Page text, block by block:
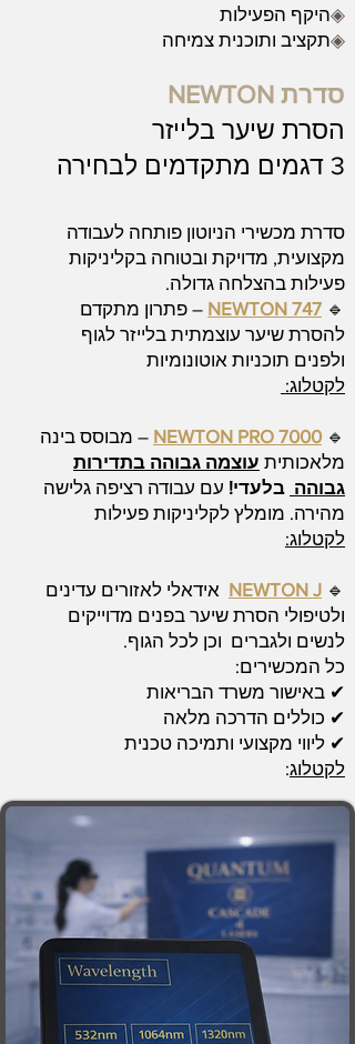
◈היקף הפעילות
◈תקציב ותוכנית צמיחה
סדרת NEWTON
הסרת שיער בלייזר
3 דגמים מתקדמים לבחירה
סדרת מכשירי הניוטון פותחה לעבודה
מקצועית, מדויקת ובטוחה בקליניקות
פעילות בהצלחה גדולה.
🔹
NEWTON 747 – פתרון מתקדם
להסרת שיער עוצמתית בלייזר לגוף
ולפנים תוכניות אוטונומיות
לקטלוג:
🔹
NEWTON PRO 7000 – מבוסס בינה
מלאכותית עוצמה גבוהה בתדירות
גבוהה בלעדי! עם עבודה רציפה גלישה
מהירה. מומלץ לקליניקות פעילות
לקטלוג:
🔹
NEWTON J אידאלי לאזורים עדינים
ולטיפולי הסרת שיער בפנים מדוייקים
לנשים ולגברים וכן לכל הגוף.
כל המכשירים:
✔ באישור משרד הבריאות
✔ כוללים הדרכה מלאה
✔ ליווי מקצועי ותמיכה טכנית
לקטלוג: